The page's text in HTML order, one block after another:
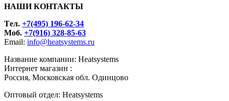
НАШИ КОНТАКТЫ
Tел. +7(495) 196-62-34
Моб. +7(916) 328-85-63
Email: info@heatsystems.ru
Название компании: Heatsystems
Интернет магазин :
Россия, Московская обл. Одинцово
Оптовый отдел: Heatsystems